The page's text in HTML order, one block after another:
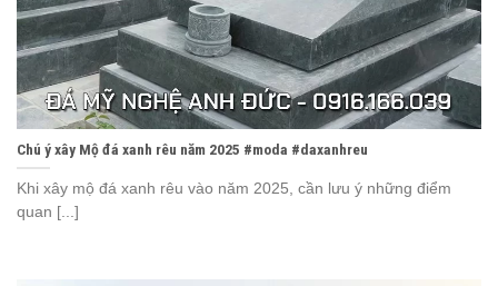
Chú ý xây Mộ đá xanh rêu năm 2025 #moda #daxanhreu
Khi xây mộ đá xanh rêu vào năm 2025, cần lưu ý những điểm
quan [...]